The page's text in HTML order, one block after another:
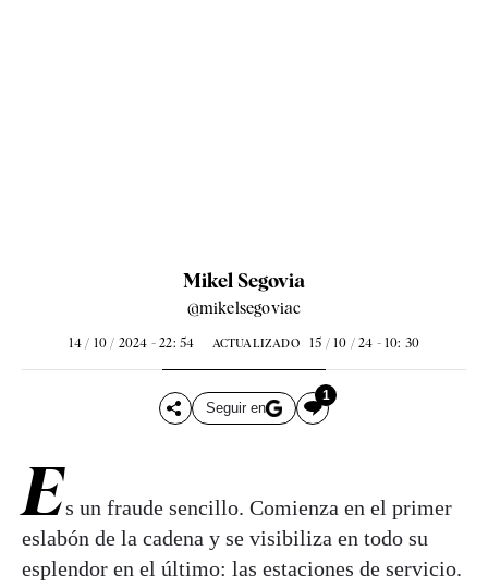
Mikel Segovia
@mikelsegoviac
14 / 10 / 2024 - 22: 54 ACTUALIZADO 15 / 10 / 24 - 10: 30
Seguir en
1
Es un fraude sencillo. Comienza en el primer
eslabón de la cadena y se visibiliza en todo su
esplendor en el último: las estaciones de servicio.